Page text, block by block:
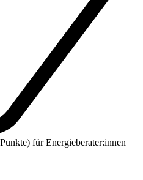
für Energieberater:innen